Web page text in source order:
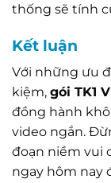
thống sẽ tính
Kết luận
Với những ưu
kiệm, gói TK1
đồng hành
video ngắn.
đoạn niềm vui
ngay hôm nay